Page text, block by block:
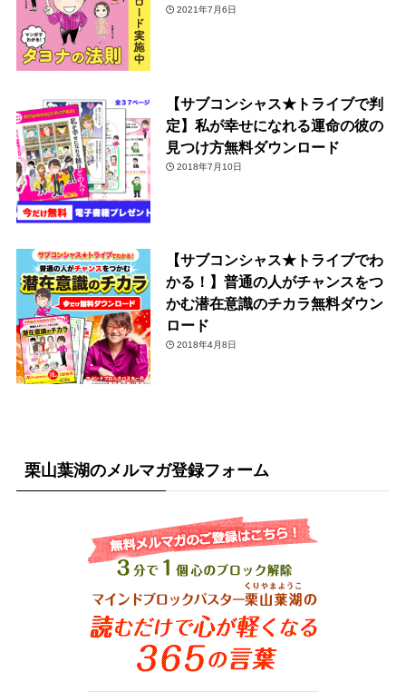
2021年7月6日
【サブコンシャス★トライブで判
定】私が幸せになれる運命の彼の
見つけ方無料ダウンロード
2018年7月10日
【サブコンシャス★トライブでわ
かる！】普通の人がチャンスをつ
かむ潜在意識のチカラ無料ダウン
ロード
2018年4月8日
栗山葉湖のメルマガ登録フォーム